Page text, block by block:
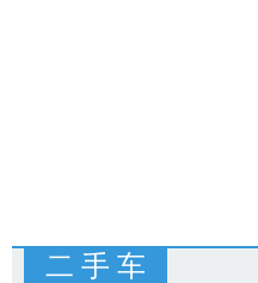
二 手 车